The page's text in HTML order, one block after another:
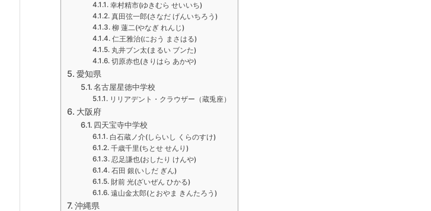
幸村精市(ゆきむら せいいち)
真田弦一郎(さなだ げんいちろう)
柳 蓮二(やなぎ れんじ)
仁王雅治(におう まさはる)
丸井ブン太(まるい ブンた)
切原赤也(きりはら あかや)
愛知県
名古屋星徳中学校
リリアデント・クラウザー（蔵兎座）
大阪府
四天宝寺中学校
白石蔵ノ介(しらいし くらのすけ)
千歳千里(ちとせ せんり)
忍足謙也(おしたり けんや)
石田 銀(いしだ ぎん)
財前 光(ざいぜん ひかる)
遠山金太郎(とおやま きんたろう)
沖縄県